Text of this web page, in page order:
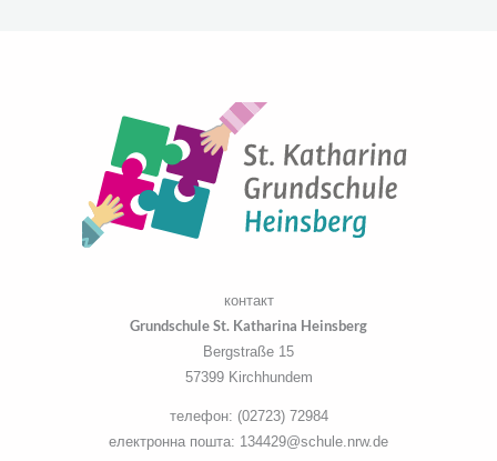
контакт
Grundschule St. Katharina Heinsberg
Bergstraße 15
57399 Kirchhundem
телефон: (02723) 72984
електронна пошта: 134429@schule.nrw.de